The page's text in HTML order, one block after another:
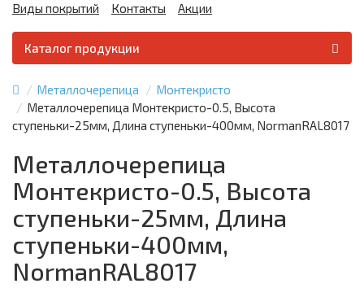
Виды покрытий
Контакты Акции
Каталог продукции
Металлочерепица
Монтекристо
Металлочерепица Монтекристо-0.5, Высота
ступеньки-25мм, Длина ступеньки-400мм, NormanRAL8017
Металлочерепица
Монтекристо-0.5, Высота
ступеньки-25мм, Длина
ступеньки-400мм,
NormanRAL8017